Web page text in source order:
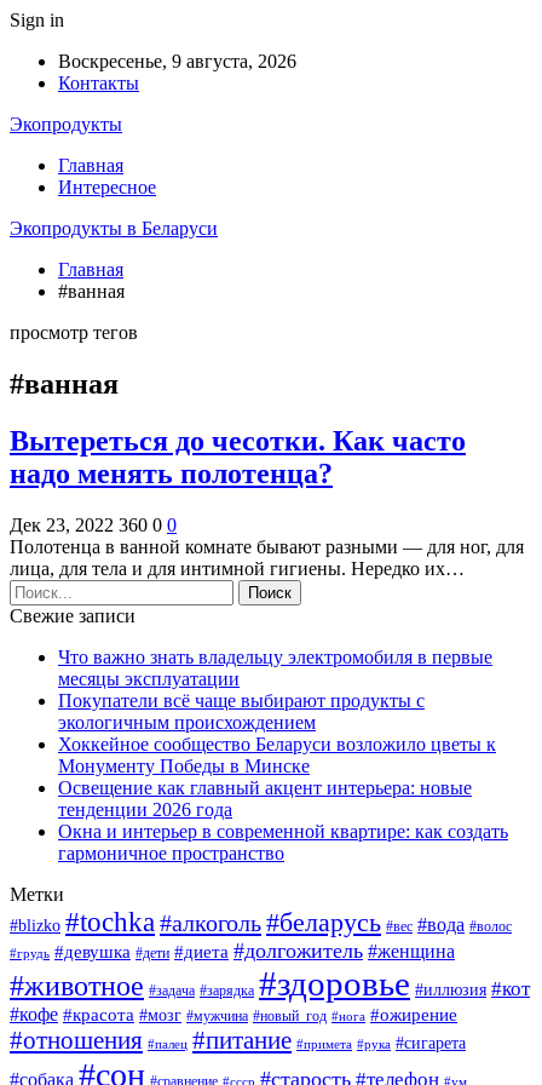
Sign in
Воскресенье, 9 августа, 2026
Контакты
Экопродукты
Главная
Интересное
Экопродукты в Беларуси
Главная
#ванная
просмотр тегов
#ванная
Вытереться до чесотки. Как часто
надо менять полотенца?
Дек 23, 2022 360 0 0
Полотенца в ванной комнате бывают разными — для ног, для
лица, для тела и для интимной гигиены. Нередко их…
Свежие записи
Что важно знать владельцу электромобиля в первые
месяцы эксплуатации
Покупатели всё чаще выбирают продукты с
экологичным происхождением
Хоккейное сообщество Беларуси возложило цветы к
Монументу Победы в Минске
Освещение как главный акцент интерьера: новые
тенденции 2026 года
Окна и интерьер в современной квартире: как создать
гармоничное пространство
Метки
#blizko #tochka #алкоголь#беларусь #вес #вода #волос
#грудь #девушка #дети #диета #долгожитель #женщина
#животное #задача #зарядка #здоровье #иллюзия #кот
#кофе #красота #мозг #мужчина #новый_год #нога #ожирение
#отношения #палец #питание #примета #рука #сигарета
#собака #сон #сравнение #ссср #старость #телефон #ум